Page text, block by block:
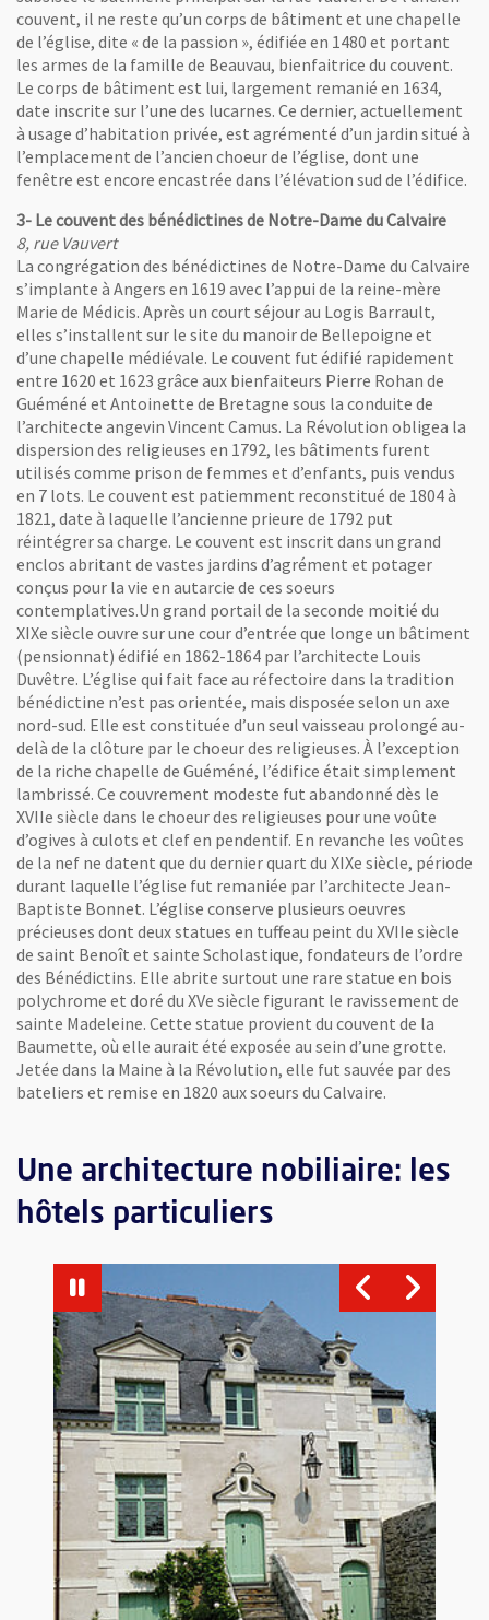
statue de Marie Madeleine du couvent du Calvaire, clichés Frédéric
couvent, il ne reste qu’un corps de bâtiment et une chapelle
de l’église, dite « de la passion », édifiée en 1480 et portant
les armes de la famille de Beauvau, bienfaitrice du couvent.
Le corps de bâtiment est lui, largement remanié en 1634,
date inscrite sur l’une des lucarnes. Ce dernier, actuellement
à usage d’habitation privée, est agrémenté d’un jardin situé à
l’emplacement de l’ancien choeur de l’église, dont une
fenêtre est encore encastrée dans l’élévation sud de l’édifice.
3- Le couvent des bénédictines de Notre-Dame du Calvaire
8, rue Vauvert
La congrégation des bénédictines de Notre-Dame du Calvaire
s’implante à Angers en 1619 avec l’appui de la reine-mère
Marie de Médicis. Après un court séjour au Logis Barrault,
elles s’installent sur le site du manoir de Bellepoigne et
d’une chapelle médiévale. Le couvent fut édifié rapidement
entre 1620 et 1623 grâce aux bienfaiteurs Pierre Rohan de
Guéméné et Antoinette de Bretagne sous la conduite de
l’architecte angevin Vincent Camus. La Révolution obligea la
dispersion des religieuses en 1792, les bâtiments furent
utilisés comme prison de femmes et d’enfants, puis vendus
en 7 lots. Le couvent est patiemment reconstitué de 1804 à
1821, date à laquelle l’ancienne prieure de 1792 put
réintégrer sa charge. Le couvent est inscrit dans un grand
enclos abritant de vastes jardins d’agrément et potager
conçus pour la vie en autarcie de ces soeurs
contemplatives.Un grand portail de la seconde moitié du
XIXe siècle ouvre sur une cour d’entrée que longe un bâtiment
(pensionnat) édifié en 1862-1864 par l’architecte Louis
Duvêtre. L’église qui fait face au réfectoire dans la tradition
bénédictine n’est pas orientée, mais disposée selon un axe
nord-sud. Elle est constituée d’un seul vaisseau prolongé au-
delà de la clôture par le choeur des religieuses. À l’exception
de la riche chapelle de Guéméné, l’édifice était simplement
lambrissé. Ce couvrement modeste fut abandonné dès le
XVIIe siècle dans le choeur des religieuses pour une voûte
d’ogives à culots et clef en pendentif. En revanche les voûtes
de la nef ne datent que du dernier quart du XIXe siècle, période
durant laquelle l’église fut remaniée par l’architecte Jean-
Baptiste Bonnet. L’église conserve plusieurs oeuvres
précieuses dont deux statues en tuffeau peint du XVIIe siècle
de saint Benoît et sainte Scholastique, fondateurs de l’ordre
des Bénédictins. Elle abrite surtout une rare statue en bois
polychrome et doré du XVe siècle figurant le ravissement de
sainte Madeleine. Cette statue provient du couvent de la
Baumette, où elle aurait été exposée au sein d’une grotte.
Jetée dans la Maine à la Révolution, elle fut sauvée par des
bateliers et remise en 1820 aux soeurs du Calvaire.
Une architecture nobiliaire: les
hôtels particuliers
, Ouvre une nouvelle fenêtre
Maison de la chapelle Saugautier